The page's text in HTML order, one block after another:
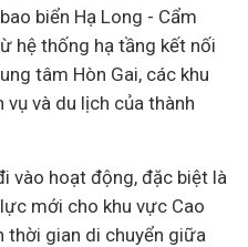
biển Hạ Long - Cẩm
hệ thống hạ tầng kết nối
tâm Hòn Gai, các khu
và du lịch của thành
vào hoạt động, đặc biệt là
mới cho khu vực Cao
thời gian di chuyển giữa